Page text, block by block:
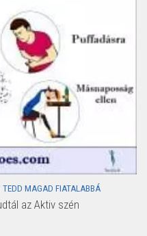
TEDD MAGAD FIATALABBÁ
az Aktiv szén